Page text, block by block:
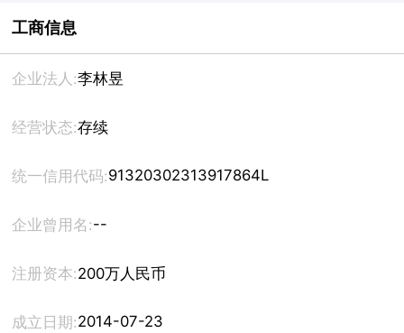
工商信息
企业法人:李林昱
经营状态:存续
统一信用代码:91320302313917864L
企业曾用名:--
注册资本:200万人民币
成立日期:2014-07-23